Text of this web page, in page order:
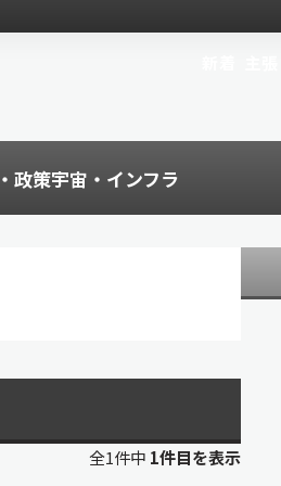
政策宇宙・インフラ
全1件中 1件目を表示